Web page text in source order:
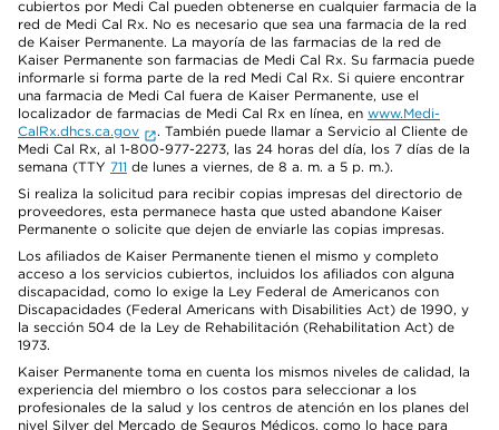
cubiertos por Medi Cal pueden obtenerse en cualquier farmacia de la
red de Medi Cal Rx. No es necesario que sea una farmacia de la red
de Kaiser Permanente. La mayoría de las farmacias de la red de
Kaiser Permanente son farmacias de Medi Cal Rx. Su farmacia puede
informarle si forma parte de la red Medi Cal Rx. Si quiere encontrar
una farmacia de Medi Cal fuera de Kaiser Permanente, use el
localizador de farmacias de Medi Cal Rx en línea, en www.Medi-
CalRx.dhcs.ca.gov
. También puede llamar a Servicio al Cliente de
Medi Cal Rx, al 1-800-977-2273, las 24 horas del día, los 7 días de la
semana (TTY 711 de lunes a viernes, de 8 a. m. a 5 p. m.).
Si realiza la solicitud para recibir copias impresas del directorio de
proveedores, esta permanece hasta que usted abandone Kaiser
Permanente o solicite que dejen de enviarle las copias impresas.
Los afiliados de Kaiser Permanente tienen el mismo y completo
acceso a los servicios cubiertos, incluidos los afiliados con alguna
discapacidad, como lo exige la Ley Federal de Americanos con
Discapacidades (Federal Americans with Disabilities Act) de 1990, y
la sección 504 de la Ley de Rehabilitación (Rehabilitation Act) de
1973.
Kaiser Permanente toma en cuenta los mismos niveles de calidad, la
experiencia del miembro o los costos para seleccionar a los
profesionales de la salud y los centros de atención en los planes del
nivel Silver del Mercado de Seguros Médicos, como lo hace para